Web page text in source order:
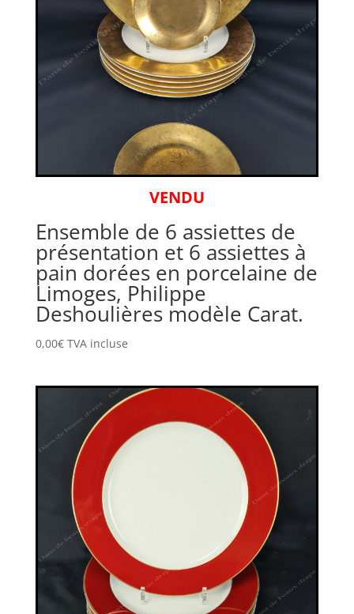
VENDU
Ensemble de 6 assiettes de
présentation et 6 assiettes à
pain dorées en porcelaine de
Limoges, Philippe
Deshoulières modèle Carat.
0,00€ TVA incluse